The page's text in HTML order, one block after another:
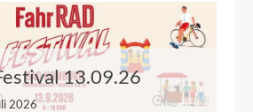
13.09.26
2026